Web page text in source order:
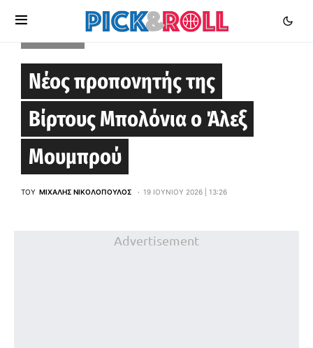
Νέος προπονητής της
Βίρτους Μπολόνια ο Άλεξ
Μουμπρού
ΤΟΥ ΜΙΧΆΛΗΣ ΝΙΚΟΛΌΠΟΥΛΟΣ 19 ΙΟΥΝΊΟΥ 2026 | 13:26
Advertisement